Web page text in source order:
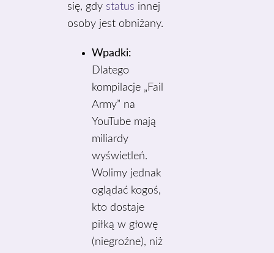
się, gdy status innej
osoby jest obniżany.
Wpadki:
Dlatego
kompilacje „Fail
Army” na
YouTube mają
miliardy
wyświetleń.
Wolimy jednak
oglądać kogoś,
kto dostaje
piłką w głowę
(niegroźne), niż